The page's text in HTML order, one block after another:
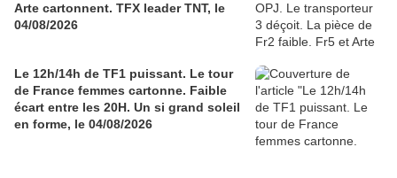
Arte cartonnent. TFX leader TNT, le
04/08/2026
Le 12h/14h de TF1 puissant. Le tour
de France femmes cartonne. Faible
écart entre les 20H. Un si grand soleil
en forme, le 04/08/2026